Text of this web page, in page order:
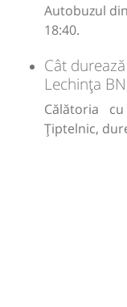
Autobuzul
18:40.
Cât
Lechința
Călătoria
Țiptelnic,